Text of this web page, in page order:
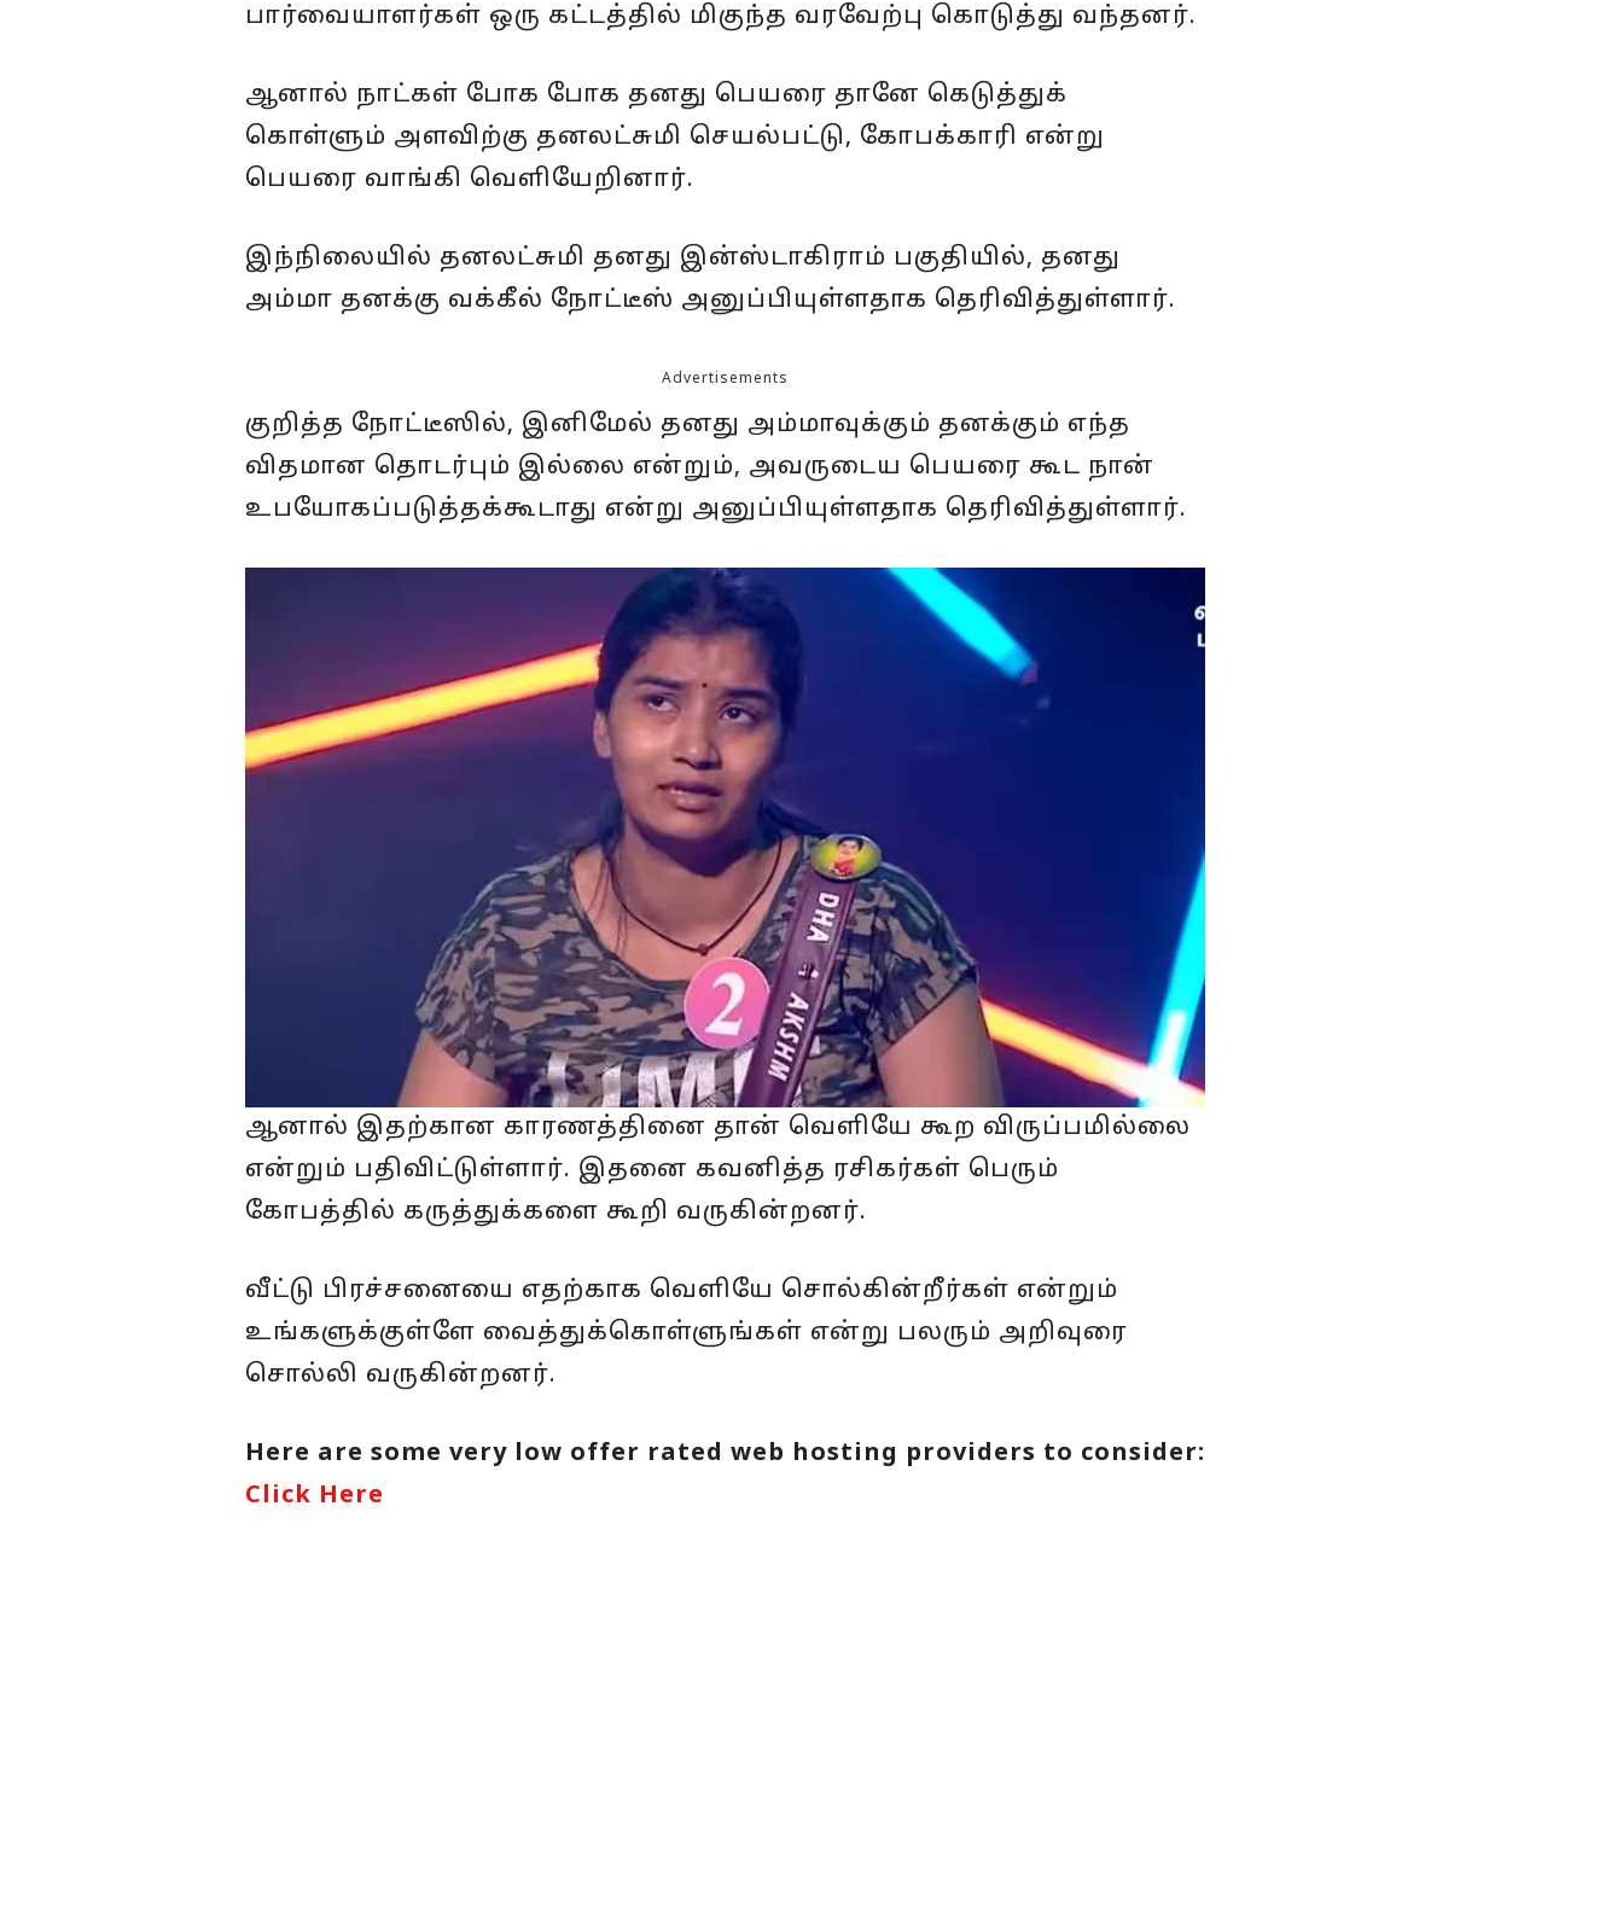
பார்வையாளர்கள் ஒரு கட்டத்தில் மிகுந்த வரவேற்பு கொடுத்து வந்தனர்.
ஆனால் நாட்கள் போக போக தனது பெயரை தானே கெடுத்துக்
கொள்ளும் அளவிற்கு தனலட்சுமி செயல்பட்டு, கோபக்காரி என்று
பெயரை வாங்கி வெளியேறினார்.
இந்நிலையில் தனலட்சுமி தனது இன்ஸ்டாகிராம் பகுதியில், தனது
அம்மா தனக்கு வக்கீல் நோட்டீஸ் அனுப்பியுள்ளதாக தெரிவித்துள்ளார்.
Advertisements
குறித்த நோட்டீஸில், இனிமேல் தனது அம்மாவுக்கும் தனக்கும் எந்த
விதமான தொடர்பும் இல்லை என்றும், அவருடைய பெயரை கூட நான்
உபயோகப்படுத்தக்கூடாது என்று அனுப்பியுள்ளதாக தெரிவித்துள்ளார்.
ஆனால் இதற்கான காரணத்தினை தான் வெளியே கூற விருப்பமில்லை
என்றும் பதிவிட்டுள்ளார். இதனை கவனித்த ரசிகர்கள் பெரும்
கோபத்தில் கருத்துக்களை கூறி வருகின்றனர்.
வீட்டு பிரச்சனையை எதற்காக வெளியே சொல்கின்றீர்கள் என்றும்
உங்களுக்குள்ளே வைத்துக்கொள்ளுங்கள் என்று பலரும் அறிவுரை
சொல்லி வருகின்றனர்.
Here are some very low offer rated web hosting providers to consider:
Click Here